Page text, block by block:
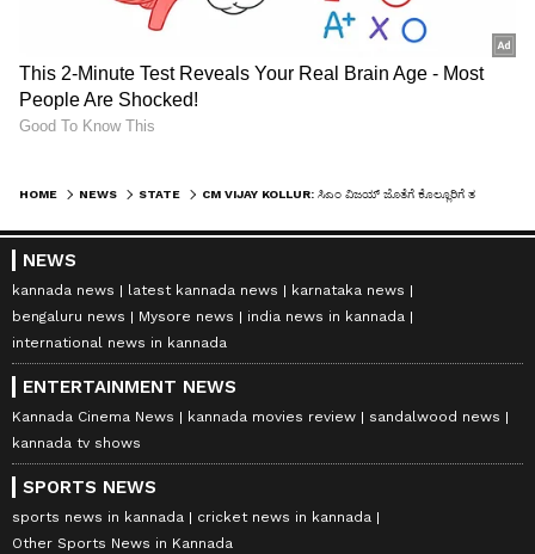
HOME NEWS STATE
NEWS
kannada news latest kannada news
karnataka news
bengaluru news
Mysore news
india news in kannada
international news in kannada
ENTERTAINMENT NEWS
Kannada Cinema News kannada movies review
sandalwood news
kannada tv shows
SPORTS NEWS
sports news in kannada
cricket news in kannada
Other Sports News in Kannada